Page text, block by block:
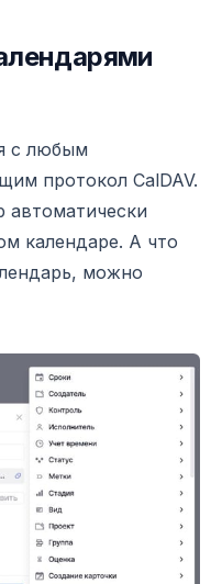
с любым
протокол CalDAV.
автоматически
календаре. А что
можно